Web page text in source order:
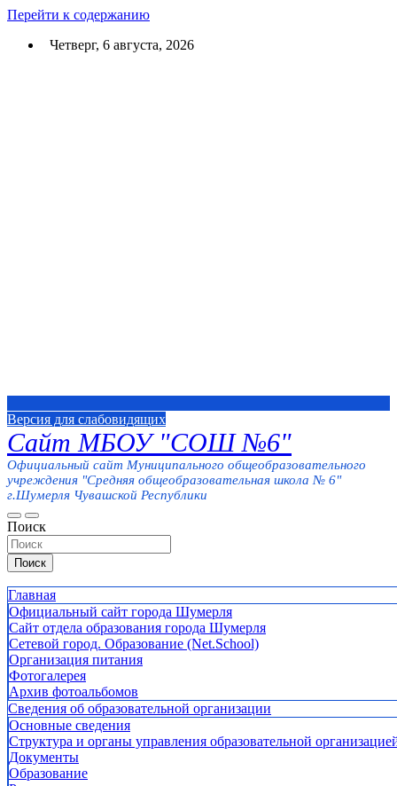
Перейти к содержанию
Четверг, 6 августа, 2026
Версия для слабовидящих
Сайт МБОУ "СОШ №6"
Официальный сайт Муниципального общеобразовательного
учреждения "Средняя общеобразовательная школа № 6"
г.Шумерля Чувашской Республики
Поиск
Поиск
Главная
Официальный сайт города Шумерля
Сайт отдела образования города Шумерля
Сетевой город. Образование (Net.School)
Организация питания
Фотогалерея
Архив фотоальбомов
Сведения об образовательной организации
Основные сведения
Структура и органы управления образовательной
Документы
Образование